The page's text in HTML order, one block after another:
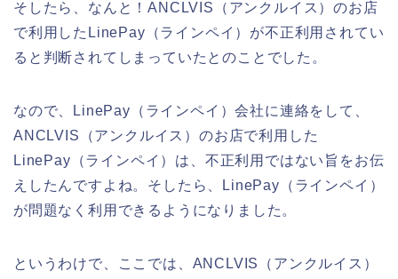
そしたら、なんと！ANCLVIS（アンクルイス）のお店
で利用したLinePay（ラインペイ）が不正利用されてい
ると判断されてしまっていたとのことでした。
なので、LinePay（ラインペイ）会社に連絡をして、
ANCLVIS（アンクルイス）のお店で利用した
LinePay（ラインペイ）は、不正利用ではない旨をお伝
えしたんですよね。そしたら、LinePay（ラインペイ）
が問題なく利用できるようになりました。
というわけで、ここでは、ANCLVIS（アンクルイス）